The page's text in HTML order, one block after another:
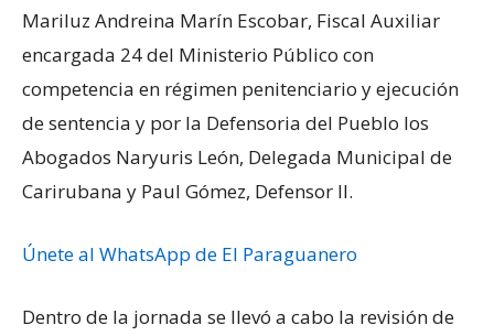
Mariluz Andreina Marín Escobar, Fiscal Auxiliar
encargada 24 del Ministerio Público con
competencia en régimen penitenciario y ejecución
de sentencia y por la Defensoria del Pueblo los
Abogados Naryuris León, Delegada Municipal de
Carirubana y Paul Gómez, Defensor II.
Únete al WhatsApp de El Paraguanero
Dentro de la jornada se llevó a cabo la revisión de